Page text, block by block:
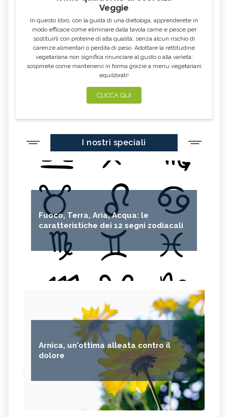
Veggie
In questo libro, con la guida di una dietologa, apprenderete in
modo efficace come eliminare dalla tavola carne e pesce per
sostituirli con proteine di alta qualità, senza alcun rischio di
carenze alimentari o perdita di peso. Adottare la rettitudine
vegetariana non significa rinunciare al gusto o alla varietà:
scoprirete come mantenervi in forma grazie a menu vegetariani
equilibrati!
CLICCA QUI
I nostri speciali
Fuoco, Terra, Aria, Acqua: le
caratteristiche dei 12 segni zodiacali
Arnica, un'ottima alleata contro il
dolore